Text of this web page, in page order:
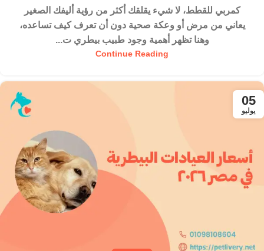
كمربي للقطط، لا شيء يقلقك أكثر من رؤية أليفك الصغير
يعاني من مرض أو وعكة صحية دون أن تعرف كيف تساعده،
وهنا تظهر أهمية وجود طبيب بيطري ت...
Continue Reading
05
يوليو